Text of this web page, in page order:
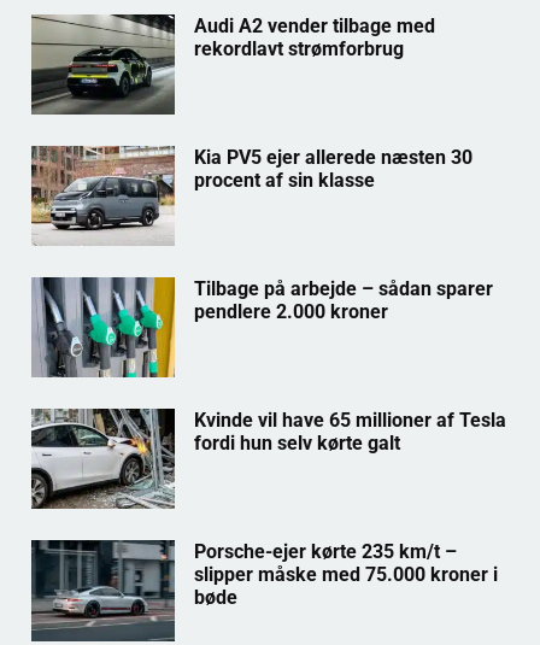
Audi A2 vender tilbage med
rekordlavt strømforbrug
Kia PV5 ejer allerede næsten 30
procent af sin klasse
Tilbage på arbejde – sådan sparer
pendlere 2.000 kroner
Kvinde vil have 65 millioner af Tesla
fordi hun selv kørte galt
Porsche-ejer kørte 235 km/t –
slipper måske med 75.000 kroner i
bøde